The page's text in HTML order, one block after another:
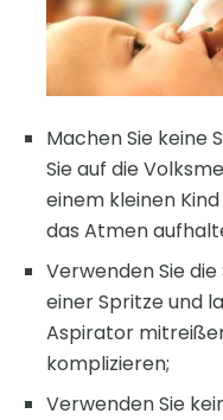
Machen Sie keine
Sie auf die
einem kleinen
das Atmen
Verwenden Sie
einer Spritze und
Aspirator
komplizieren;
Verwenden Sie